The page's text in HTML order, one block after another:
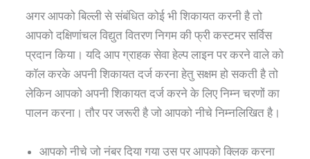
अगर आपको बिल्ली से संबंधित कोई भी शिकायत करनी है तो
आपको दक्षिणांचल विद्युत वितरण निगम की फ्री कस्टमर सर्विस
प्रदान किया। यदि आप ग्राहक सेवा हेल्प लाइन पर करने वाले को
कॉल करके अपनी शिकायत दर्ज करना हेतु सक्षम हो सकती है तो
लेकिन आपको अपनी शिकायत दर्ज करने के लिए निम्न चरणों का
पालन करना। तौर पर जरूरी है जो आपको नीचे निम्नलिखित है।
आपको नीचे जो नंबर दिया गया उस पर आपको क्लिक करना